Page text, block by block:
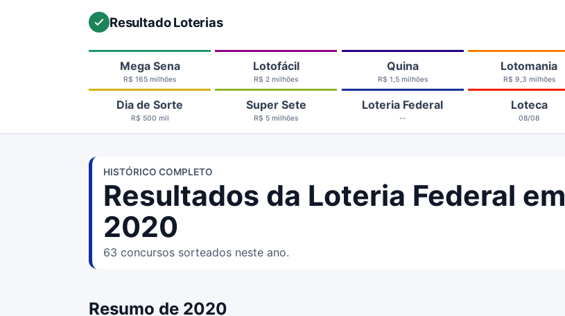
Resultado Loterias
Mega Sena
R$ 165 milhões
Lotofácil
R$ 2 milhões
Quina
R$ 1,5 milhões
Lotomania
R$ 9,3 milhões
Dia de Sorte
R$ 500 mil
Super Sete
R$ 5 milhões
Loteria Federal
--
Loteca
08/08
HISTÓRICO COMPLETO
Resultados da Loteria Federal em
2020
63 concursos sorteados neste ano.
Resumo de 2020